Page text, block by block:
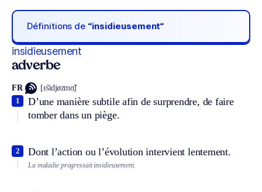
Définitions de “insidieusement“
insidieusement
adverbe
FR [ɛ̃sidjøzmɑ̃]
D’une manière subtile afin de surprendre, de faire
tomber dans un piège.
1
Dont l’action ou l’évolution intervient lentement.
2
La maladie progressait insidieusement.